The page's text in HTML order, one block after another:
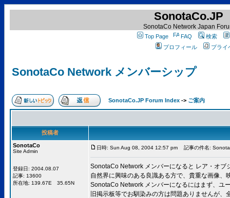
SonotaCo.JP
SonotaCo Network Japan
Top Page FAQ
検索
プロフィール
プライ
SonotaCo Network メンバーシップ
SonotaCo.JP Forum Index -> ご案内
投稿者
SonotaCo
Site Admin
登録日: 2004.08.07
記事: 13600
所在地: 139.67E 35.65N
日時: Sun Aug 08, 2004 12:57 pm 記事の件名:
SonotaCo Network メンバーになると レア・オ
自然界に興味のある良識ある方で、貴重な画像
SonotaCo Network メンバーになるにはまず、ユ
旧掲示板等でお馴染みの方は問題ありませんが